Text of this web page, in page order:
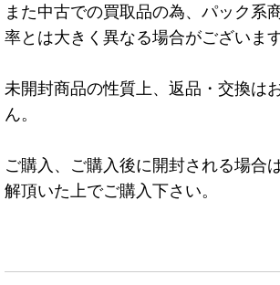
また中古での買取品の為、パック系
率とは大きく異なる場合がございます
未開封商品の性質上、返品・交換は
ん。
ご購入、ご購入後に開封される場合
解頂いた上でご購入下さい。